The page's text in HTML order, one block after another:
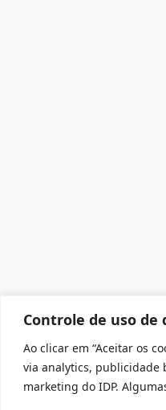
Controle de uso de
Ao clicar em “Aceitar os
via analytics, publicidade
marketing do IDP.